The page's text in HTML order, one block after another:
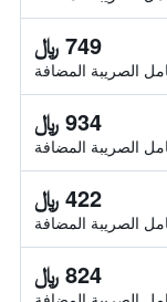
749 ﷼
الصريبة المضافة
934 ﷼
الصريبة المضافة
422 ﷼
الصريبة المضافة
824 ﷼